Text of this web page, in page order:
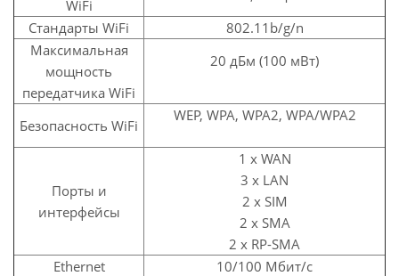
WiFi
Стандарты WiFi
802.11b/g/n
Максимальная
мощность
передатчика WiFi
20 дБм (100 мВт)
Безопасность WiFi
WEP, WPA, WPA2, WPA/WPA2
Порты и
интерфейсы
1 x WAN
3 x LAN
2 x SIM
2 x SMA
2 x RP-SMA
Ethernet
10/100 Мбит/с